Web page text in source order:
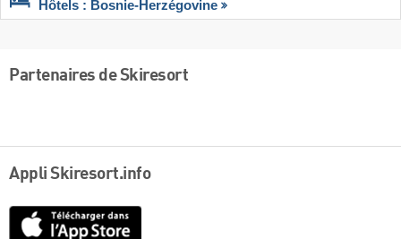
Hôtels : Bosnie-Herzégovine
Partenaires de Skiresort
Appli Skiresort.info